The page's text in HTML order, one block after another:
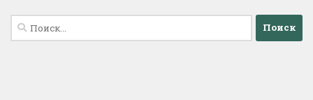
Найти: